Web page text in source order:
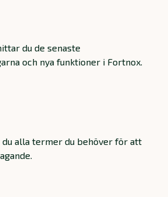
du de senaste
och nya funktioner i Fortnox.
alla termer du behöver för att